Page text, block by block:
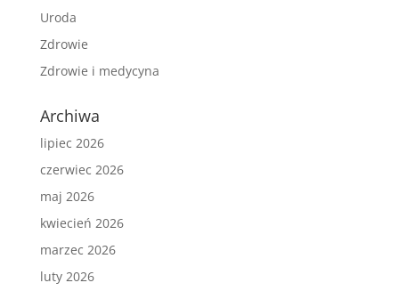
Uroda
Zdrowie
Zdrowie i medycyna
Archiwa
lipiec 2026
czerwiec 2026
maj 2026
kwiecień 2026
marzec 2026
luty 2026